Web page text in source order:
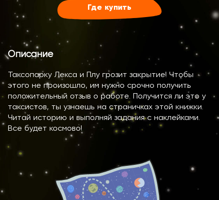
Описание
Таксопарку Лекса и Плу грозит закрытие! Чтобы
этого не произошло, им нужно срочно получить
положительный отзыв о работе. Получится ли это у
таксистов, ты узнаешь на страничках этой книжки.
Читай историю и выполняй задания с наклейками.
Все будет космово!
Где купить